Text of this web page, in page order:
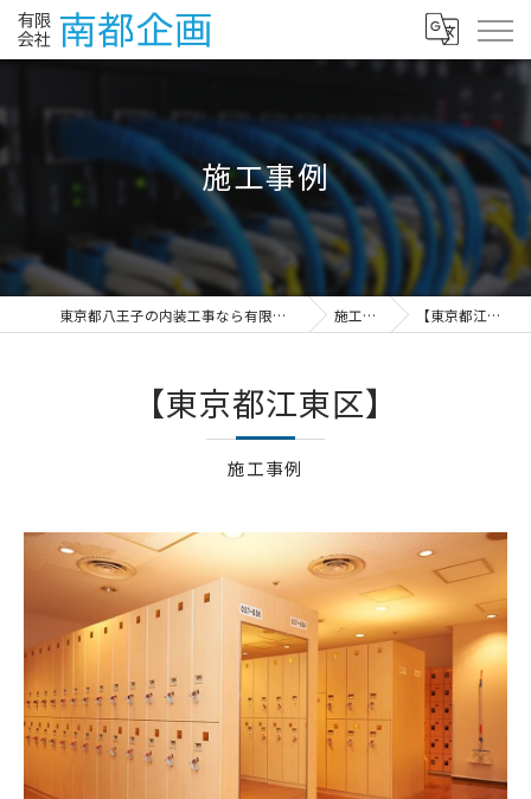
施工事例
東京都八王子の内装工事なら有限会社南都企画 施工事例 【東京都江東区】
施工事例
【東京都江東区】